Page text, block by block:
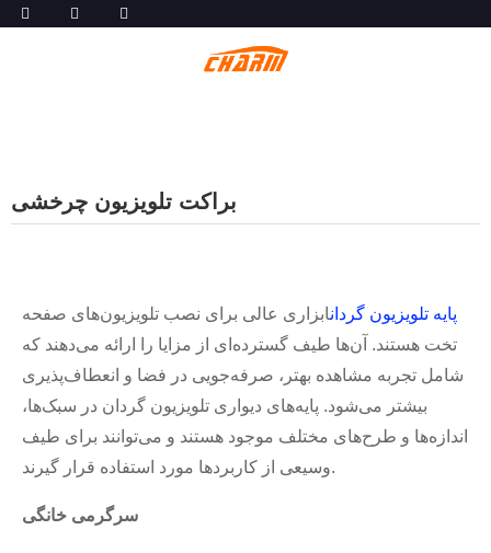
براکت تلویزیون چرخشی
پایه تلویزیون گردانابزاری عالی برای نصب تلویزیون‌های صفحه
تخت هستند. آن‌ها طیف گسترده‌ای از مزایا را ارائه می‌دهند که
شامل تجربه مشاهده بهتر، صرفه‌جویی در فضا و انعطاف‌پذیری
بیشتر می‌شود. پایه‌های دیواری تلویزیون گردان در سبک‌ها،
اندازه‌ها و طرح‌های مختلف موجود هستند و می‌توانند برای طیف
وسیعی از کاربردها مورد استفاده قرار گیرند.
سرگرمی خانگی